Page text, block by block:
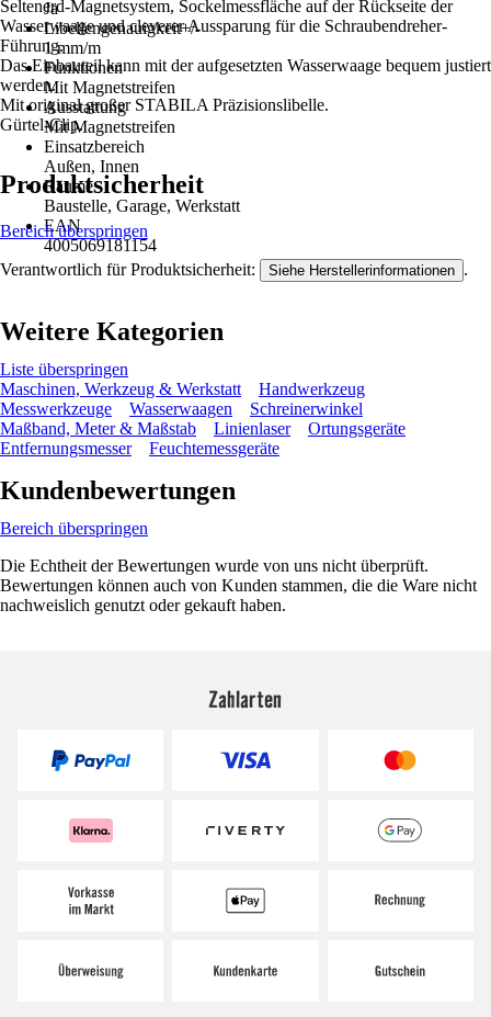
Ja
Libellengenauigkeit+/-
1 mm/m
Funktionen
Mit Magnetstreifen
Ausstattung
Mit Magnetstreifen
Einsatzbereich
Außen, Innen
Räume
Baustelle, Garage, Werkstatt
EAN
4005069181154
Seltenerd-Magnetsystem, Sockelmessfläche auf der Rückseite der
Wasserwaage und cleverer Aussparung für die Schraubendreher-
Führung.
Das Einbauteil kann mit der aufgesetzten Wasserwaage bequem justiert
werden.
Mit original großer STABILA Präzisionslibelle.
Gürtel-Clip.
Produktsicherheit
Bereich überspringen
Verantwortlich für Produktsicherheit: Siehe Herstellerinformationen .
Weitere Kategorien
Liste überspringen
Maschinen, Werkzeug & Werkstatt
Handwerkzeug
Messwerkzeuge
Wasserwaagen
Schreinerwinkel
Maßband, Meter & Maßstab
Linienlaser
Ortungsgeräte
Entfernungsmesser
Feuchtemessgeräte
Kundenbewertungen
Bereich überspringen
Die Echtheit der Bewertungen wurde von uns nicht überprüft.
Bewertungen können auch von Kunden stammen, die die Ware nicht
nachweislich genutzt oder gekauft haben.
Zahlarten